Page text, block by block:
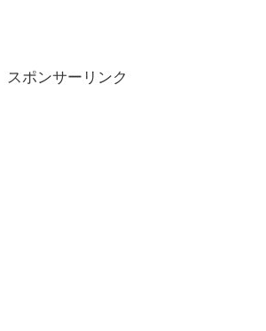
スポンサーリンク